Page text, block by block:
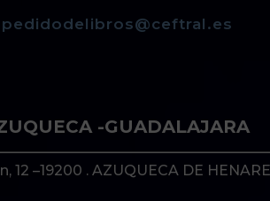
pedidodelibros@ceftral.es
-GUADALAJARA
12 –19200 . AZUQUECA DE